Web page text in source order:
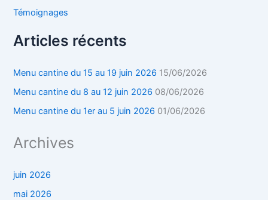
Témoignages
Articles récents
Menu cantine du 15 au 19 juin 2026 15/06/2026
Menu cantine du 8 au 12 juin 2026 08/06/2026
Menu cantine du 1er au 5 juin 2026 01/06/2026
Archives
juin 2026
mai 2026